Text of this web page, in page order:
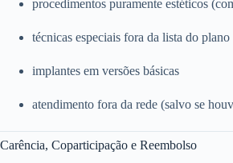
procedimentos puramente estéticos
técnicas especiais fora da lista do plano
implantes em versões básicas
atendimento fora da rede (salvo se
Carência, Coparticipação e Reembolso